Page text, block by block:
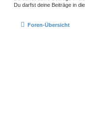
Du darfst deine Beiträge in
Foren-Übersicht